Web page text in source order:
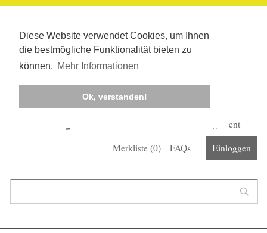
Diese Website verwendet Cookies, um Ihnen
die bestmögliche Funktionalität bieten zu
können. Mehr Informationen
Ok, verstanden!
Kostenlos registrieren
Corona-Management
Merkliste (0) FAQs Einloggen